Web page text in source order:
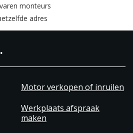
monteurs
adres
Motor verkopen of inruilen
Werkplaats afspraak
maken